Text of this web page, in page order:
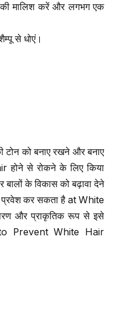
मालिश करें और लगभग एक
से धोएं।
टोन को बनाए रखने और बनाए
से रोकने के लिए किया
के विकास को बढ़ावा देने
प्रवेश कर सकता है at White
और प्राकृतिक रूप से इसे
Prevent White Hair